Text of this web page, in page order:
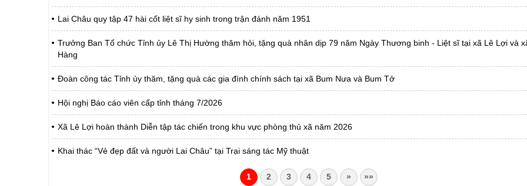
Lai Châu quy tập 47 hài cốt liệt sĩ hy sinh trong trận đánh năm 1951
Trưởng Ban Tổ chức Tỉnh ủy Lê Thị Hường thăm hỏi, tặng quà nhân dịp 79 năm Ngày Thương binh - Liệt sĩ tại xã Lê Lợi và
Hàng
Đoàn công tác Tỉnh ủy thăm, tặng quà các gia đình chính sách tại xã Bum Nưa và Bum Tở
Hội nghị Báo cáo viên cấp tỉnh tháng 7/2026
Xã Lê Lợi hoàn thành Diễn tập tác chiến trong khu vực phòng thủ xã năm 2026
Khai thác “Vẻ đẹp đất và người Lai Châu” tại Trại sáng tác Mỹ thuật
1 2 3 4 5 » »»